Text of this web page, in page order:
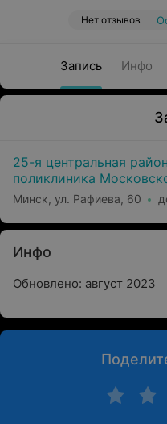
Нет отзывов
Запись Инфо
25-я центральная
поликлиника
Минска
Минск, ул. Рафиева, 60
Инфо
Обновлено: август 2023